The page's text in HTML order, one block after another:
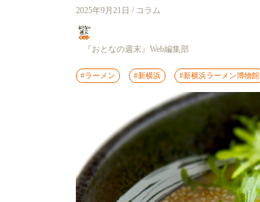
2025年9月21日 / コラム
『おとなの週末』Web編集部
#ラーメン #新横浜 #新横浜ラーメン博物館